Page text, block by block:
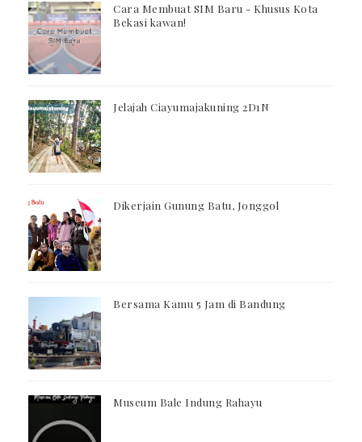
Cara Membuat SIM Baru - Khusus Kota
Bekasi kawan!
Jelajah Ciayumajakuning 2D1N
Dikerjain Gunung Batu, Jonggol
Bersama Kamu 5 Jam di Bandung
Museum Bale Indung Rahayu